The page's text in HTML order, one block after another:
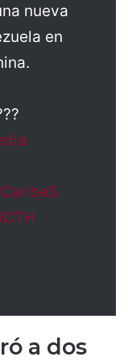
nueva
en
a dos